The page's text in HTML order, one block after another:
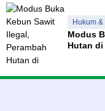
Hukum &
Modus
Hutan